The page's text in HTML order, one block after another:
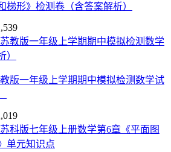
梯形》检测卷（含答案解析）
教版一年级上学期期中模拟检测数学试